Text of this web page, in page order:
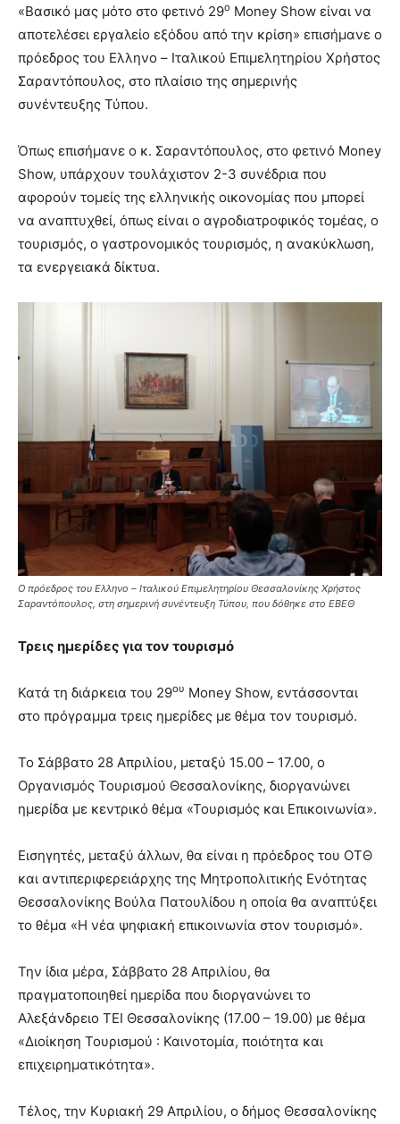
«Βασικό μας μότο στο φετινό 29ο Money Show είναι να
αποτελέσει εργαλείο εξόδου από την κρίση» επισήμανε ο
πρόεδρος του Ελληνο – Ιταλικού Επιμελητηρίου Χρήστος
Σαραντόπουλος, στο πλαίσιο της σημερινής
συνέντευξης Τύπου.
Όπως επισήμανε ο κ. Σαραντόπουλος, στο φετινό Money
Show, υπάρχουν τουλάχιστον 2-3 συνέδρια που
αφορούν τομείς της ελληνικής οικονομίας που μπορεί
να αναπτυχθεί, όπως είναι ο αγροδιατροφικός τομέας, ο
τουρισμός, ο γαστρονομικός τουρισμός, η ανακύκλωση,
τα ενεργειακά δίκτυα.
Ο πρόεδρος του Ελληνο – Ιταλικού Επιμελητηρίου Θεσσαλονίκης Χρήστος
Σαραντόπουλος, στη σημερινή συνέντευξη Τύπου, που δόθηκε στο ΕΒΕΘ
Τρεις ημερίδες για τον τουρισμό
Κατά τη διάρκεια του 29ου Money Show, εντάσσονται
στο πρόγραμμα τρεις ημερίδες με θέμα τον τουρισμό.
Το Σάββατο 28 Απριλίου, μεταξύ 15.00 – 17.00, ο
Οργανισμός Τουρισμού Θεσσαλονίκης, διοργανώνει
ημερίδα με κεντρικό θέμα «Τουρισμός και Επικοινωνία».
Εισηγητές, μεταξύ άλλων, θα είναι η πρόεδρος του ΟΤΘ
και αντιπεριφερειάρχης της Μητροπολιτικής Ενότητας
Θεσσαλονίκης Βούλα Πατουλίδου η οποία θα αναπτύξει
το θέμα «Η νέα ψηφιακή επικοινωνία στον τουρισμό».
Την ίδια μέρα, Σάββατο 28 Απριλίου, θα
πραγματοποιηθεί ημερίδα που διοργανώνει το
Αλεξάνδρειο ΤΕΙ Θεσσαλονίκης (17.00 – 19.00) με θέμα
«Διοίκηση Τουρισμού : Καινοτομία, ποιότητα και
επιχειρηματικότητα».
Τέλος, την Κυριακή 29 Απριλίου, ο δήμος Θεσσαλονίκης